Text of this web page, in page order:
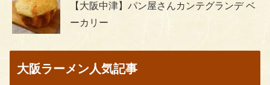
【大阪中津】パン屋さんカンテグランデ ベ
ーカリー
大阪ラーメン人気記事